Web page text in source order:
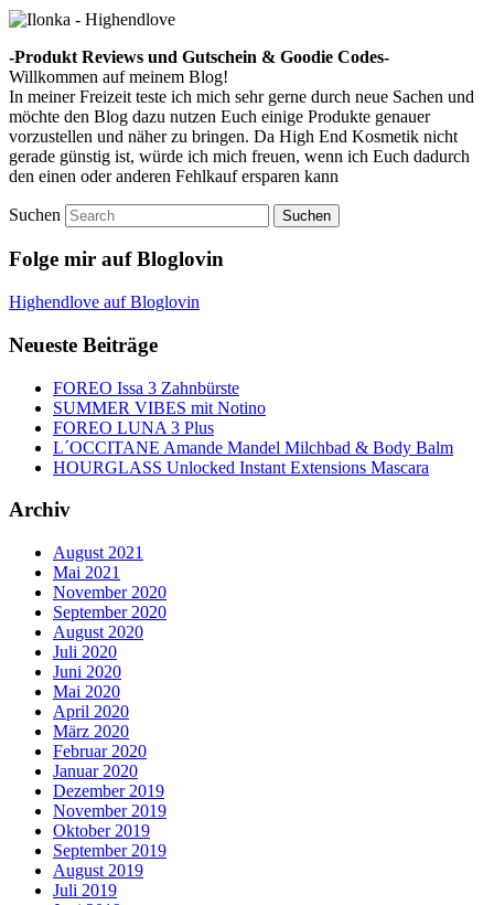
-Produkt Reviews und Gutschein & Goodie Codes-
Willkommen auf meinem Blog!
In meiner Freizeit teste ich mich sehr gerne durch neue Sachen und
möchte den Blog dazu nutzen Euch einige Produkte genauer
vorzustellen und näher zu bringen. Da High End Kosmetik nicht
gerade günstig ist, würde ich mich freuen, wenn ich Euch dadurch
den einen oder anderen Fehlkauf ersparen kann
Suchen
Folge mir auf Bloglovin
Highendlove auf Bloglovin
Neueste Beiträge
FOREO Issa 3 Zahnbürste
SUMMER VIBES mit Notino
FOREO LUNA 3 Plus
L´OCCITANE Amande Mandel Milchbad & Body Balm
HOURGLASS Unlocked Instant Extensions Mascara
Archiv
August 2021
Mai 2021
November 2020
September 2020
August 2020
Juli 2020
Juni 2020
Mai 2020
April 2020
März 2020
Februar 2020
Januar 2020
Dezember 2019
November 2019
Oktober 2019
September 2019
August 2019
Juli 2019